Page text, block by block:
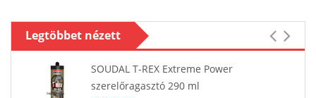
Legtöbbet nézett
SOUDAL T-REX Extreme Power
szerelőragasztó 290 ml